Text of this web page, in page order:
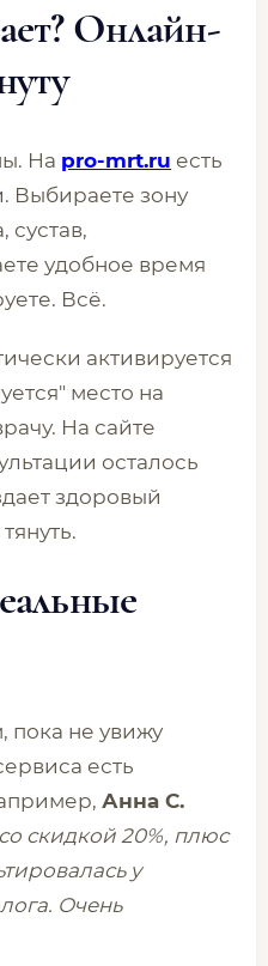
Онлайн-
На pro-mrt.ru есть
Выбираете зону
сустав,
удобное время
Всё.
активируется
место на
На сайте
осталось
здоровый
не увижу
есть
Анна С.
скидкой 20%, плюс
у
Очень